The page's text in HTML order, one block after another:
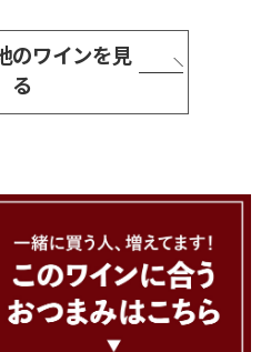
のワインを見
る